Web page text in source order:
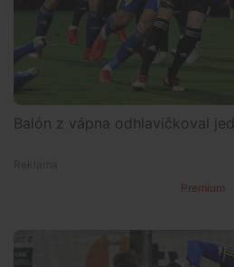
Balón z vápna odhlavičkoval
Premium